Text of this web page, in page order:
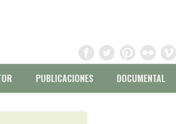
PUBLICACIONES DOCUMENTAL